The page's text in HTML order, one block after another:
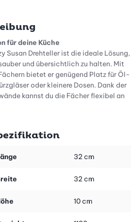
für deine Küche
Susan Drehteller ist die ideale Lösung,
und übersichtlich zu halten. Mit
bietet er genügend Platz für Öl-
oder kleinere Dosen. Dank der
kannst du die Fächer flexibel an
verbindet Funktion und
zu 60 % aus Holz aus nachhaltiger
Note durch seine einzigartige
32 cm
32 cm
10 cm